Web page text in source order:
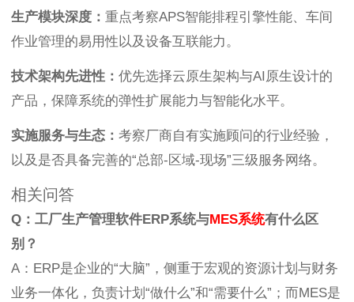
生产模块深度： 重点考察APS智能排程引擎性能、车间
作业管理的易用性以及设备互联能力。
技术架构先进性： 优先选择云原生架构与AI原生设计的
产品，保障系统的弹性扩展能力与智能化水平。
实施服务与生态： 考察厂商自有实施顾问的行业经验，
以及是否具备完善的“总部-区域-现场”三级服务网络。
相关问答
Q：工厂生产管理软件ERP系统与MES系统有什么区
别？
A：ERP是企业的“大脑”，侧重于宏观的资源计划与财务
业务一体化，负责计划“做什么”和“需要什么”；而MES是